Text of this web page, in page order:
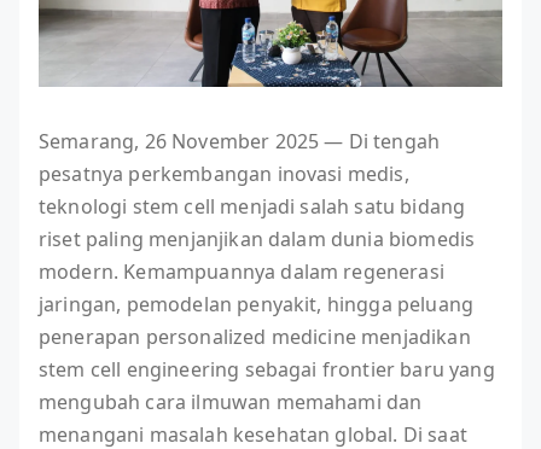
Semarang, 26 November 2025 — Di tengah
pesatnya perkembangan inovasi medis,
teknologi stem cell menjadi salah satu bidang
riset paling menjanjikan dalam dunia biomedis
modern. Kemampuannya dalam regenerasi
jaringan, pemodelan penyakit, hingga peluang
penerapan personalized medicine menjadikan
stem cell engineering sebagai frontier baru yang
mengubah cara ilmuwan memahami dan
menangani masalah kesehatan global. Di saat